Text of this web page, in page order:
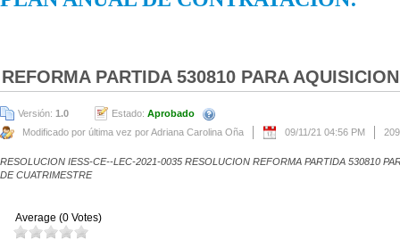
REFORMA PARTIDA 530810 PARA
Versión: 1.0 Estado: Aprobado
Modificado por última vez por Adriana Carolina Oña
09/11/21 04:56 PM
RESOLUCION IESS-CE--LEC-2021-0035 RESOLUCION REFORMA PARTIDA 530810
DE CUATRIMESTRE
Average (0 Votes)